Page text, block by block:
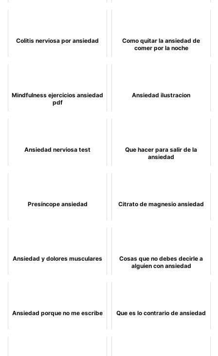
Colitis nerviosa por ansiedad
Como quitar la ansiedad de
comer por la noche
Mindfulness ejercicios ansiedad
pdf
Ansiedad ilustracion
Ansiedad nerviosa test
Que hacer para salir de la
ansiedad
Presíncope ansiedad Citrato de magnesio ansiedad
Ansiedad y dolores musculares
Cosas que no debes decirle a
alguien con ansiedad
Ansiedad porque no me escribe Que es lo contrario de ansiedad